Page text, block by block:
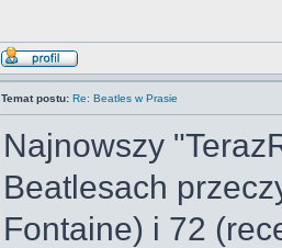
Temat postu: Re: Beatles w Prasie
Najnowszy
Beatlesach
Fontaine) i 72